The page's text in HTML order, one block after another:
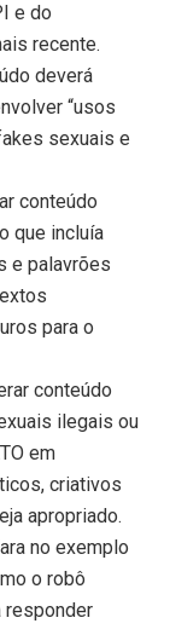
e do
recente.
deverá
“usos
sexuais e
conteúdo
que incluía
e palavrões
para o
conteúdo
ilegais ou
em
criativos
apropriado.
no exemplo
o robô
responder